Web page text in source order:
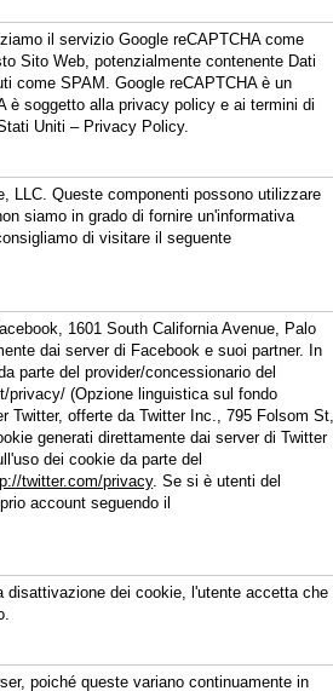
il servizio Google reCAPTCHA come
Sito Web, potenzialmente contenente Dati
come SPAM. Google reCAPTCHA è un
è soggetto alla privacy policy e ai termini di
Uniti – Privacy Policy.
LLC. Queste componenti possono utilizzare
siamo in grado di fornire un'informativa
di visitare il seguente
1601 South California Avenue, Palo
dai server di Facebook e suoi partner. In
parte del provider/concessionario del
privacy/ (Opzione linguistica sul fondo
offerte da Twitter Inc., 795 Folsom St,
generati direttamente dai server di Twitter
dei cookie da parte del
twitter.com/privacy. Se si è utenti del
account seguendo il
disattivazione dei cookie, l'utente accetta che
poiché queste variano continuamente in